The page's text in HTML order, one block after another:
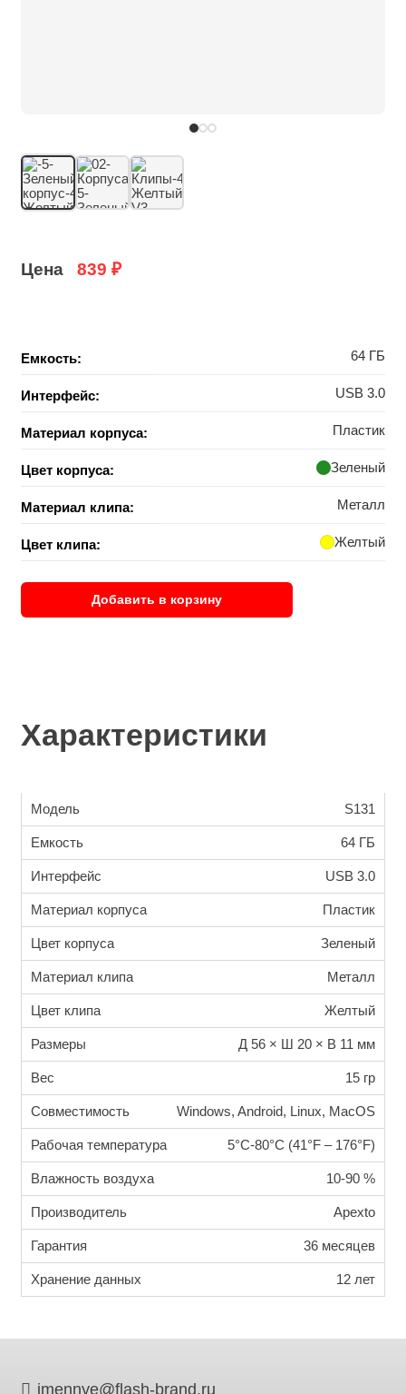
Цена 839₽
Емкость: 64 ГБ
Интерфейс: USB 3.0
Материал корпуса: Пластик
Цвет корпуса: Зеленый
Материал клипа: Металл
Цвет клипа: Желтый
Добавить в корзину
Характеристики
Модель S131
Емкость 64 ГБ
Интерфейс USB 3.0
Материал корпуса Пластик
Цвет корпуса Зеленый
Материал клипа Металл
Цвет клипа Желтый
Размеры Д 56 × Ш 20 × В 11 мм
Вес 15 гр
Совместимость Windows, Android, Linux, MacOS
Рабочая температура 5°C-80°C (41°F – 176°F)
Влажность воздуха 10-90 %
Производитель Apexto
Гарантия 36 месяцев
Хранение данных 12 лет
imennye@flash-brand.ru